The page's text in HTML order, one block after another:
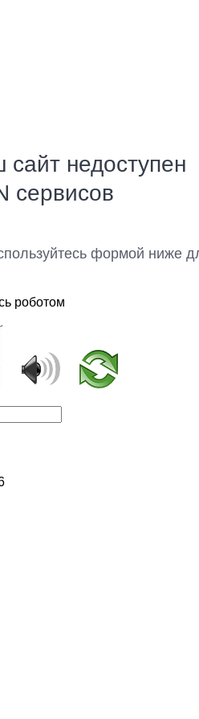
недоступен
сервисов
формой ниже
роботом